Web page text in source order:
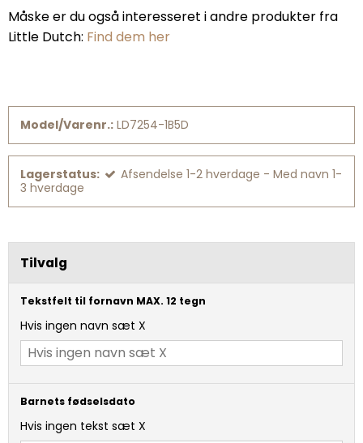
Måske er du også interesseret i andre produkter fra
Little Dutch: Find dem her
Model/Varenr.: LD7254-1B5D
Lagerstatus:
Afsendelse 1-2 hverdage - Med navn 1-
3 hverdage
Tilvalg
Tekstfelt til fornavn MAX. 12 tegn
Hvis ingen navn sæt X
Barnets fødselsdato
Hvis ingen tekst sæt X